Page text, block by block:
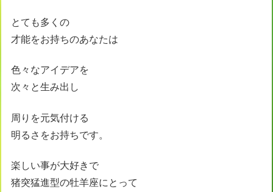
とても多くの
才能をお持ちのあなたは
色々なアイデアを
次々と生み出し
周りを元気付ける
明るさをお持ちです。
楽しい事が大好きで
猪突猛進型の牡羊座にとって